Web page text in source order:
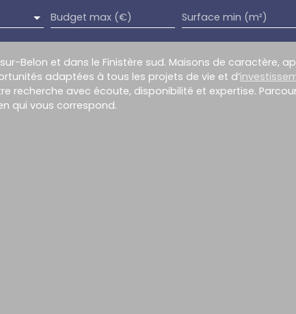
Budget max (€) Surface min (m²)
Belon et dans le Finistère sud. Maisons de caractère,
adaptées à tous les projets de vie et d’
recherche avec écoute, disponibilité et expertise.
qui vous correspond.